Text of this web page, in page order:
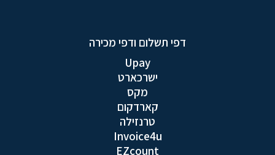
דפי תשלום ודפי מכירה
Upay
ישרכארט
מקס
קארדקום
טרנזילה
Invoice4u
EZcount